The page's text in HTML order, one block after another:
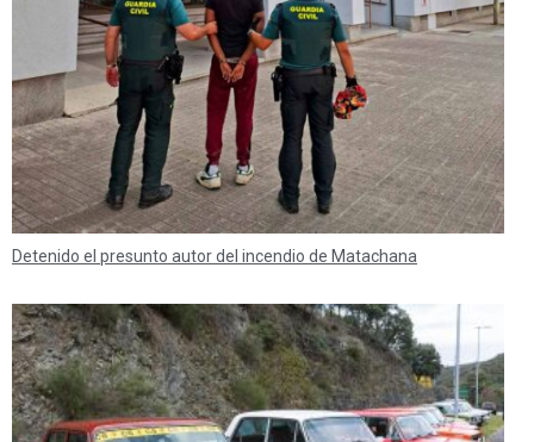
Detenido el presunto autor del incendio de Matachana